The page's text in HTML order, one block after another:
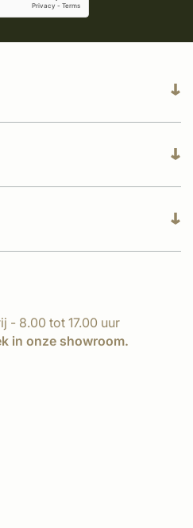
- 8.00 tot 17.00 uur
in onze showroom.